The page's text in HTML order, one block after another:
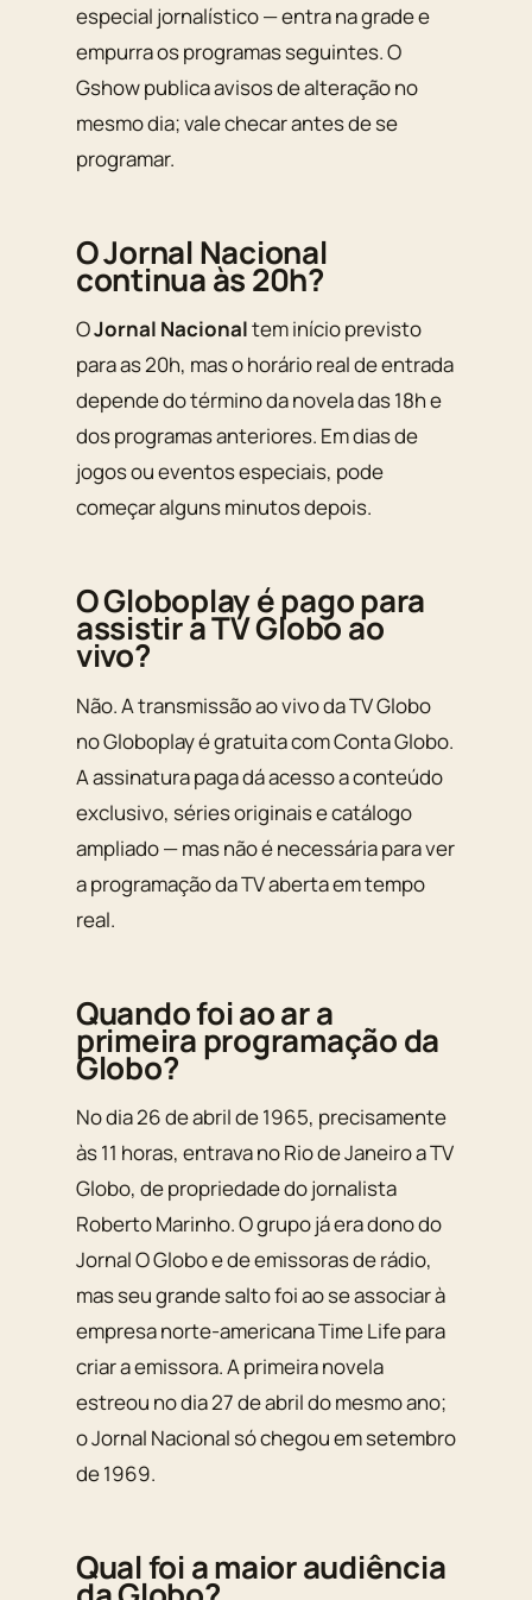
especial jornalístico — entra na grade e
empurra os programas seguintes. O
Gshow publica avisos de alteração no
mesmo dia; vale checar antes de se
programar.
O Jornal Nacional
continua às 20h?
OJornal Nacionaltem início previsto
para as 20h, mas o horário real de entrada
depende do término da novela das 18h e
dos programas anteriores. Em dias de
jogos ou eventos especiais, pode
começar alguns minutos depois.
O Globoplay é pago para
assistir a TV Globo ao
vivo?
Não. A transmissão ao vivo da TV Globo
no Globoplay é gratuita com Conta Globo.
A assinatura paga dá acesso a conteúdo
exclusivo, séries originais e catálogo
ampliado — mas não é necessária para ver
a programação da TV aberta em tempo
real.
Quando foi ao ar a
primeira programação da
Globo?
No dia 26 de abril de 1965, precisamente
às 11 horas, entrava no Rio de Janeiro a TV
Globo, de propriedade do jornalista
Roberto Marinho. O grupo já era dono do
Jornal O Globo e de emissoras de rádio,
mas seu grande salto foi ao se associar à
empresa norte-americana Time Life para
criar a emissora. A primeira novela
estreou no dia 27 de abril do mesmo ano;
o Jornal Nacional só chegou em setembro
de 1969.
Qual foi a maior audiência